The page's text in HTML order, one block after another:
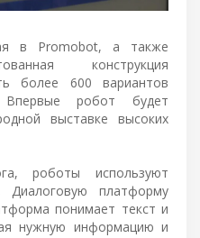
в Promobot, а также
конструкция
более 600 вариантов
Впервые робот будет
выставке высоких
роботы используют
Диалоговую платформу
понимает текст и
нужную информацию и